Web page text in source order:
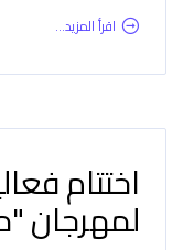
اقرأ المزيد...
اختتام
لمهرجان